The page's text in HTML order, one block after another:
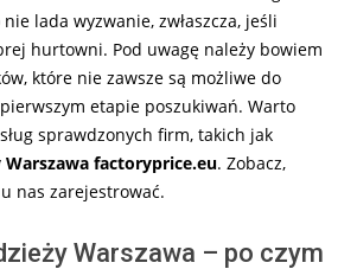
lada wyzwanie, zwłaszcza, jeśli
hurtowni. Pod uwagę należy bowiem
które nie zawsze są możliwe do
etapie poszukiwań. Warto
sprawdzonych firm, takich jak
factoryprice.eu. Zobacz,
nas zarejestrować.
Warszawa – po czym